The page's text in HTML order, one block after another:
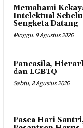
Memahami
Intelektual
Sengketa Datang
Minggu, 9 Agustus 2026
Pancasila,
dan LGBTQ
Sabtu, 8 Agustus 2026
Pasca Hari